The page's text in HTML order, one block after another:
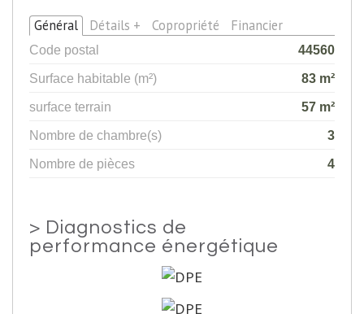
Général Détails + Copropriété Financier
Code postal
44560
Surface habitable (m²)
83 m²
surface terrain
57 m²
Nombre de chambre(s)
3
Nombre de pièces
4
> Diagnostics de
performance énergétique